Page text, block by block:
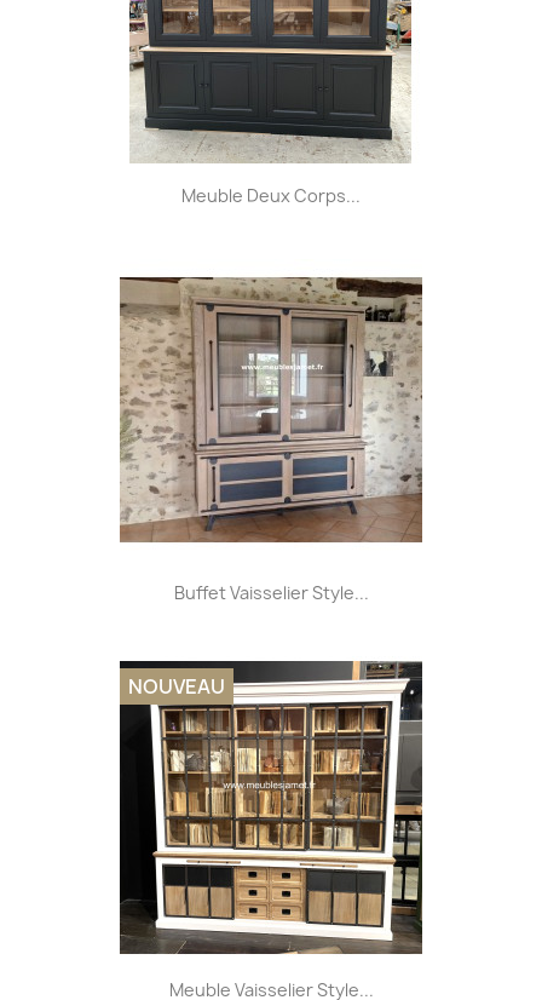
Meuble Deux Corps...
Buffet Vaisselier Style...
Meuble Vaisselier Style...
NOUVEAU